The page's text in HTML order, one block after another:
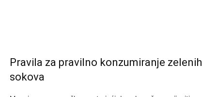
Pravila za pravilno konzumiranje zelenih
sokova